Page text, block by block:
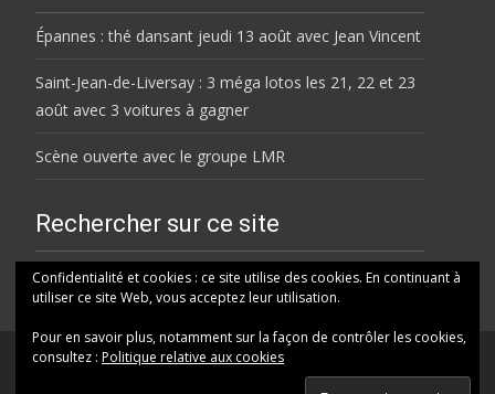
Épannes : thé dansant jeudi 13 août avec Jean Vincent
Saint-Jean-de-Liversay : 3 méga lotos les 21, 22 et 23
août avec 3 voitures à gagner
Scène ouverte avec le groupe LMR
Rechercher sur ce site
Rechercher
Confidentialité et cookies : ce site utilise des cookies. En continuant à
utiliser ce site Web, vous acceptez leur utilisation.
Pour en savoir plus, notamment sur la façon de contrôler les cookies,
consultez : Politique relative aux cookies